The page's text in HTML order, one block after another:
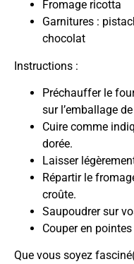
Fromage ricotta
Garnitures :
chocolat
Instructions :
Préchauffer le
sur l’emballage
Cuire comme
dorée.
Laisser
Répartir le
croûte.
Saupoudrer sur
Couper en pointes
Que vous soyez